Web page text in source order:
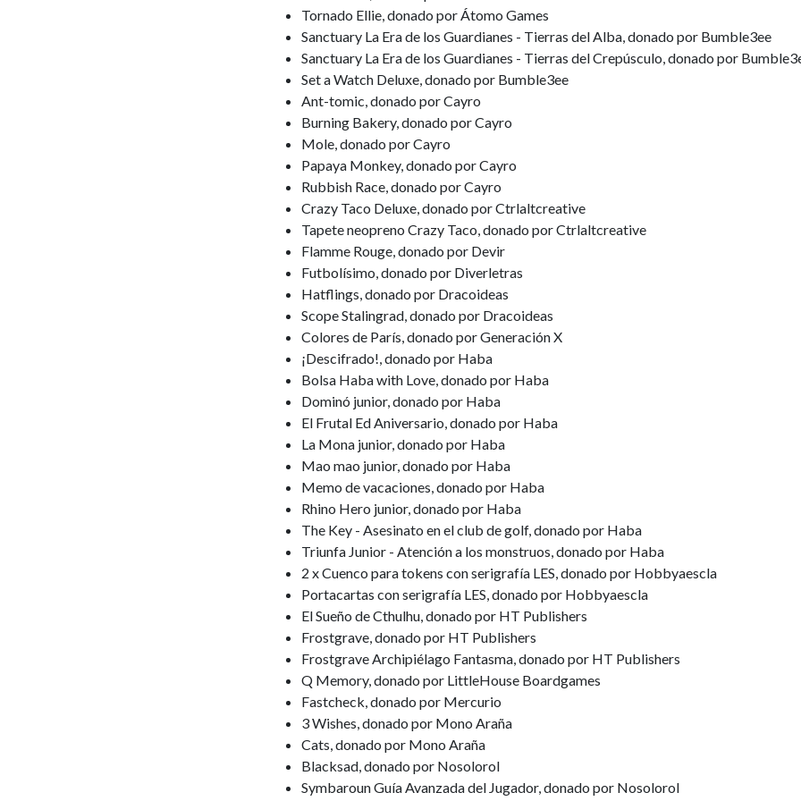
Tornado Ellie, donado por Átomo Games
Sanctuary La Era de los Guardianes - Tierras del Alba, donado por Bumble3ee
Sanctuary La Era de los Guardianes - Tierras del Crepúsculo, donado por
Set a Watch Deluxe, donado por Bumble3ee
Ant-tomic, donado por Cayro
Burning Bakery, donado por Cayro
Mole, donado por Cayro
Papaya Monkey, donado por Cayro
Rubbish Race, donado por Cayro
Crazy Taco Deluxe, donado por Ctrlaltcreative
Tapete neopreno Crazy Taco, donado por Ctrlaltcreative
Flamme Rouge, donado por Devir
Futbolísimo, donado por Diverletras
Hatflings, donado por Dracoideas
Scope Stalingrad, donado por Dracoideas
Colores de París, donado por Generación X
¡Descifrado!, donado por Haba
Bolsa Haba with Love, donado por Haba
Dominó junior, donado por Haba
El Frutal Ed Aniversario, donado por Haba
La Mona junior, donado por Haba
Mao mao junior, donado por Haba
Memo de vacaciones, donado por Haba
Rhino Hero junior, donado por Haba
The Key - Asesinato en el club de golf, donado por Haba
Triunfa Junior - Atención a los monstruos, donado por Haba
2 x Cuenco para tokens con serigrafía LES, donado por Hobbyaescla
Portacartas con serigrafía LES, donado por Hobbyaescla
El Sueño de Cthulhu, donado por HT Publishers
Frostgrave, donado por HT Publishers
Frostgrave Archipiélago Fantasma, donado por HT Publishers
Q Memory, donado por LittleHouse Boardgames
Fastcheck, donado por Mercurio
3 Wishes, donado por Mono Araña
Cats, donado por Mono Araña
Blacksad, donado por Nosolorol
Symbaroun Guía Avanzada del Jugador, donado por Nosolorol